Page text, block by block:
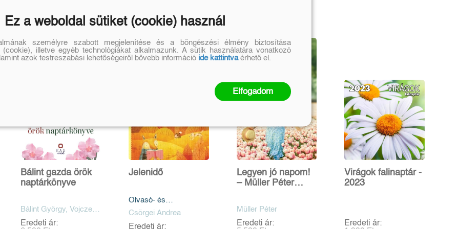
Bálint gazda örök
naptárkönyve
Bálint György, Vojczek
Judit
Eredeti ár:
Jelenidő
Olvasó- és
tervezőnapló - Matrica
melléklettel
Csörgei Andrea
Eredeti ár:
Legyen jó napom!
– Müller Péter
Naptárkönyv 2024
Müller Péter
Eredeti ár:
Virágok falinaptár -
2023
Eredeti ár:
Ez a weboldal sütiket (cookie) használ
személyre szabott megjelenítése és a böngészési élmény biztosítása
(cookie), illetve egyéb technológiákat alkalmazunk. A sütik használatára vonatkozó
azok testreszabási lehetőségeiről bővebb információ ide kattintvaérhető el.
Elfogadom